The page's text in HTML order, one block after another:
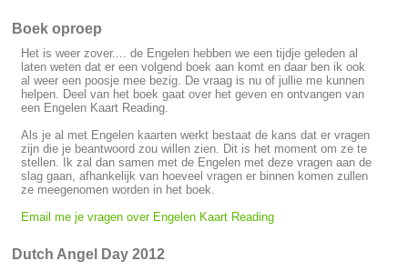
Boek oproep
Het is weer zover.... de Engelen hebben we een tijdje geleden al
laten weten dat er een volgend boek aan komt en daar ben ik ook
al weer een poosje mee bezig. De vraag is nu of jullie me kunnen
helpen. Deel van het boek gaat over het geven en ontvangen van
een Engelen Kaart Reading.
Als je al met Engelen kaarten werkt bestaat de kans dat er vragen
zijn die je beantwoord zou willen zien. Dit is het moment om ze te
stellen. Ik zal dan samen met de Engelen met deze vragen aan de
slag gaan, afhankelijk van hoeveel vragen er binnen komen zullen
ze meegenomen worden in het boek.
Email me je vragen over Engelen Kaart Reading
Dutch Angel Day 2012